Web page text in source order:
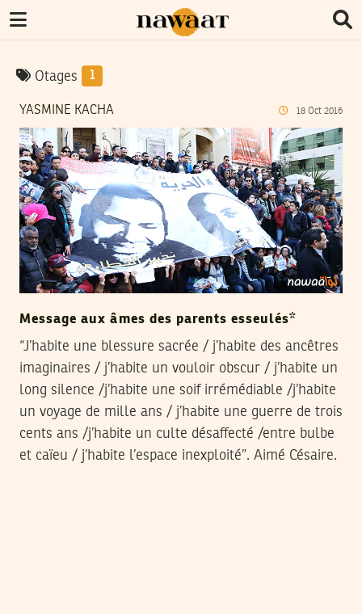
Otages 1
YASMINE KACHA 18 Oct 2016
Message aux âmes des parents esseulés*
“J’habite une blessure sacrée / j’habite des ancêtres
imaginaires / j’habite un vouloir obscur / j’habite un
long silence /j’habite une soif irrémédiable /j’habite
un voyage de mille ans / j’habite une guerre de trois
cents ans /j’habite un culte désaffecté /entre bulbe
et caïeu / j’habite l’espace inexploité”. Aimé Césaire.